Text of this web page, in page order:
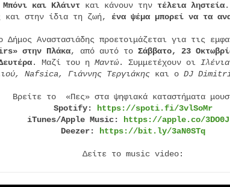
Μπόνι και Κλάιντ και κάνουν την τέλεια ληστεία.
και στην ίδια τη ζωή, ένα ψέμα μπορεί να τα
Αναστασιάδης προετοιμάζεται για τις
στην Πλάκα, από αυτό το Σάββατο, 23
. Μαζί του η Μαντώ. Συμμετέχουν οι
Nafsica, Γιάννης Τεργιάκης και o DJ
Spotify:
https://spoti.fi/3vlSoMr
iTunes/Apple Music:
https://apple.co/
Deezer:
https://bit.ly/3aN0STq
Δείτε το music video: